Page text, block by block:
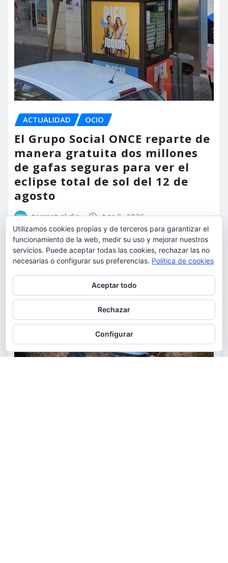
ACTUALIDAD OCIO
El Grupo Social ONCE reparte de
manera gratuita dos millones
de gafas seguras para ver el
eclipse total de sol del 12 de
agosto
torrent al dia Ago 5, 2026
Utilizamos cookies propias y de terceros para garantizar el
funcionamiento de la web, medir su uso y mejorar nuestros
servicios. Puede aceptar todas las cookies, rechazar las no
necesarias o configurar sus preferencias. Política de cookies
Aceptar todo
Rechazar
Configurar
Para obtener más información, incluido cómo gestionar las cookies,